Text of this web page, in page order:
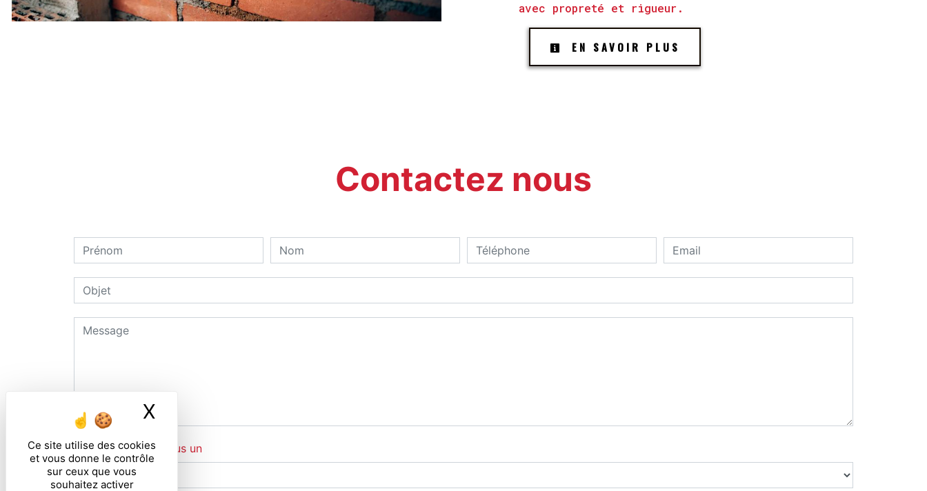
Ce site utilise des cookies
et vous donne le contrôle
sur ceux que vous
souhaitez activer
X
avec propreté et rigueur.
EN SAVOIR PLUS
Contactez nous
Combien font un plus un